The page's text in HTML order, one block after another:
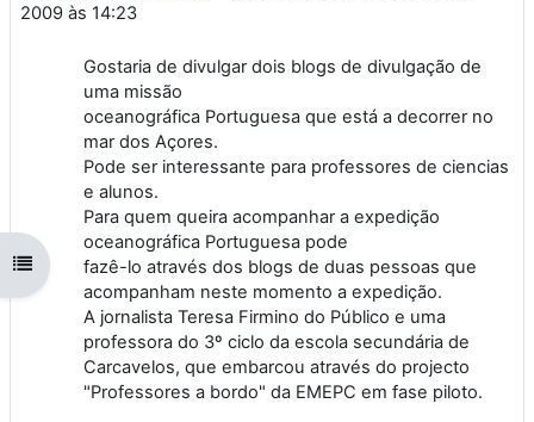
Abrir índice da disciplina
2009 às 14:23
Gostaria de divulgar dois blogs de divulgação de
uma missão
oceanográfica Portuguesa que está a decorrer no
mar dos Açores.
Pode ser interessante para professores de ciencias
e alunos.
Para quem queira acompanhar a expedição
oceanográfica Portuguesa pode
fazê-lo através dos blogs de duas pessoas que
acompanham neste momento a expedição.
A jornalista Teresa Firmino do Público e uma
professora do 3º ciclo da escola secundária de
Carcavelos, que embarcou através do projecto
"Professores a bordo" da EMEPC em fase piloto.